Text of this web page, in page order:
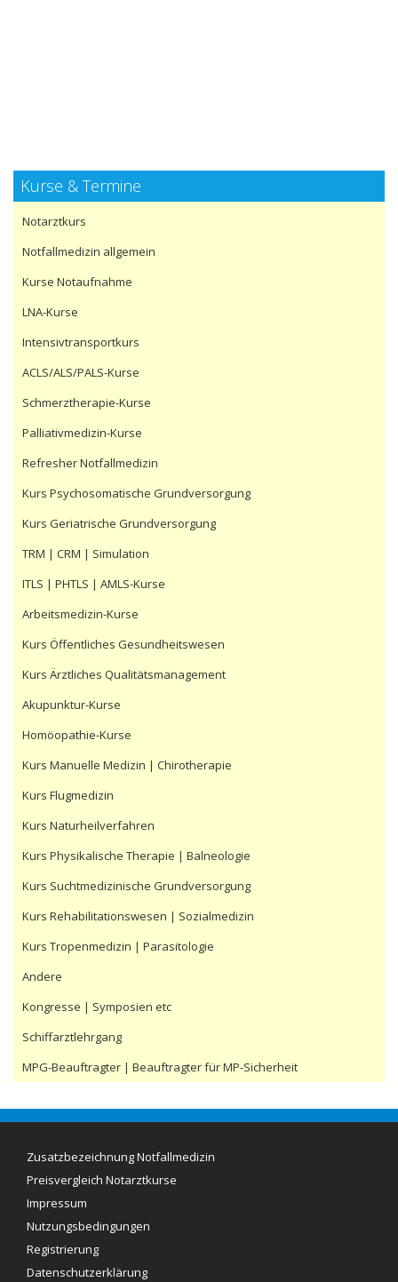
Kurse & Termine
Notarztkurs
Notfallmedizin allgemein
Kurse Notaufnahme
LNA-Kurse
Intensivtransportkurs
ACLS/ALS/PALS-Kurse
Schmerztherapie-Kurse
Palliativmedizin-Kurse
Refresher Notfallmedizin
Kurs Psychosomatische Grundversorgung
Kurs Geriatrische Grundversorgung
TRM | CRM | Simulation
ITLS | PHTLS | AMLS-Kurse
Arbeitsmedizin-Kurse
Kurs Öffentliches Gesundheitswesen
Kurs Ärztliches Qualitätsmanagement
Akupunktur-Kurse
Homöopathie-Kurse
Kurs Manuelle Medizin | Chirotherapie
Kurs Flugmedizin
Kurs Naturheilverfahren
Kurs Physikalische Therapie | Balneologie
Kurs Suchtmedizinische Grundversorgung
Kurs Rehabilitationswesen | Sozialmedizin
Kurs Tropenmedizin | Parasitologie
Andere
Kongresse | Symposien etc
Schiffarztlehrgang
MPG-Beauftragter | Beauftragter für MP-Sicherheit
Zusatzbezeichnung Notfallmedizin
Preisvergleich Notarztkurse
Aktuelle Preise (08/2016):
Notarztkurs Sylt (proMEDITA): 695 Euro
Notarztkurs Rügen (Doktrain): 699 Euro
Notarztkurs Sylt (MDHorizonte): 795 Euro
Notarztkurs Heidelberg: 800 Euro
Impressum
Nutzungsbedingungen
Registrierung
Datenschutzerklärung